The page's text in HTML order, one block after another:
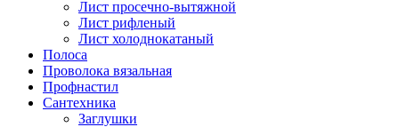
Лист просечно-вытяжной
Лист рифленый
Лист холоднокатаный
Полоса
Проволока вязальная
Профнастил
Сантехника
Заглушки